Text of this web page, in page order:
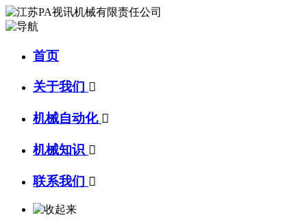
首页
关于我们 
机械自动化 
机械知识 
联系我们 